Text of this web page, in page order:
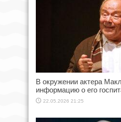
В окружении актера
информацию о его
22.05.2026 21:25